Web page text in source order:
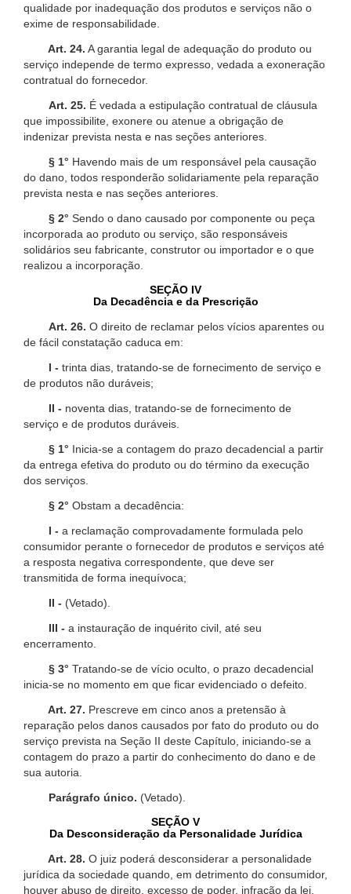
qualidade por inadequação dos produtos e serviços não o
exime de responsabilidade.
Art. 24. A garantia legal de adequação do produto ou
serviço independe de termo expresso, vedada a exoneração
contratual do fornecedor.
Art. 25. É vedada a estipulação contratual de cláusula
que impossibilite, exonere ou atenue a obrigação de
indenizar prevista nesta e nas seções anteriores.
§ 1° Havendo mais de um responsável pela causação
do dano, todos responderão solidariamente pela reparação
prevista nesta e nas seções anteriores.
§ 2° Sendo o dano causado por componente ou peça
incorporada ao produto ou serviço, são responsáveis
solidários seu fabricante, construtor ou importador e o que
realizou a incorporação.
SEÇÃO IV
Da Decadência e da Prescrição
Art. 26. O direito de reclamar pelos vícios aparentes ou
de fácil constatação caduca em:
I - trinta dias, tratando-se de fornecimento de serviço e
de produtos não duráveis;
II - noventa dias, tratando-se de fornecimento de
serviço e de produtos duráveis.
§ 1° Inicia-se a contagem do prazo decadencial a partir
da entrega efetiva do produto ou do término da execução
dos serviços.
§ 2° Obstam a decadência:
I - a reclamação comprovadamente formulada pelo
consumidor perante o fornecedor de produtos e serviços até
a resposta negativa correspondente, que deve ser
transmitida de forma inequívoca;
II - (Vetado).
III - a instauração de inquérito civil, até seu
encerramento.
§ 3° Tratando-se de vício oculto, o prazo decadencial
inicia-se no momento em que ficar evidenciado o defeito.
Art. 27. Prescreve em cinco anos a pretensão à
reparação pelos danos causados por fato do produto ou do
serviço prevista na Seção II deste Capítulo, iniciando-se a
contagem do prazo a partir do conhecimento do dano e de
sua autoria.
Parágrafo único. (Vetado).
SEÇÃO V
Da Desconsideração da Personalidade Jurídica
Art. 28. O juiz poderá desconsiderar a personalidade
jurídica da sociedade quando, em detrimento do consumidor,
houver abuso de direito, excesso de poder, infração da lei,